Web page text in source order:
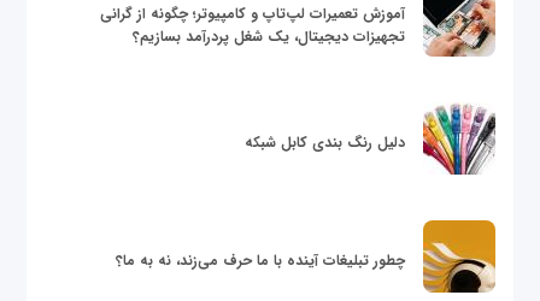
آموزش تعمیرات لپ‌تاپ و کامپیوتر؛ چگونه از گرانی
تجهیزات دیجیتال، یک شغل پردرآمد بسازیم؟
دلیل رنگ بندی کابل شبکه
چطور تبلیغات آینده با ما حرف می‌زند، نه به ما؟